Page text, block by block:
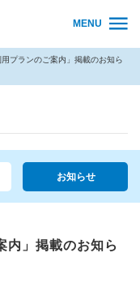
MENU
用プランのご案内」掲載のお知ら
お知らせ
内」掲載のお知ら